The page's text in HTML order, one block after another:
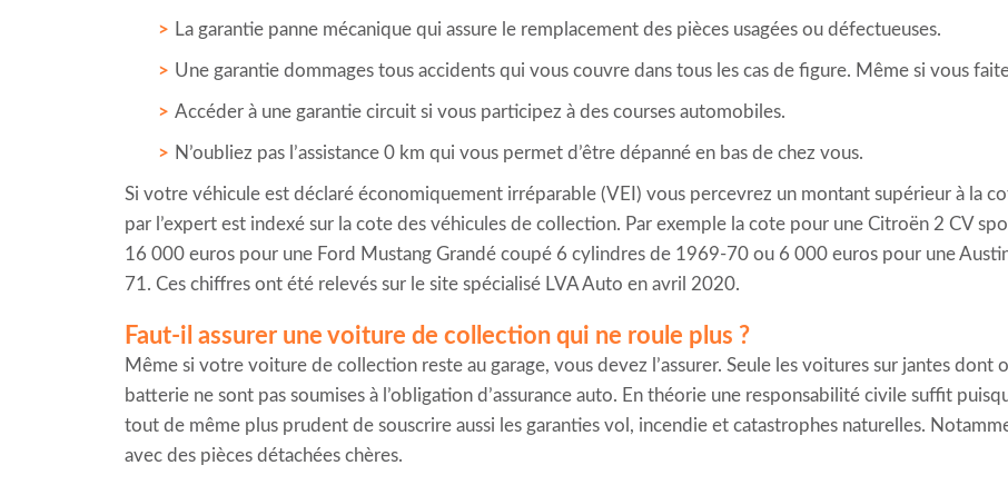
La garantie panne mécanique qui assure le remplacement des pièces usagées ou défectueuses.
Une garantie dommages tous accidents qui vous couvre dans tous les cas de figure. Même si vous
Accéder à une garantie circuit si vous participez à des courses automobiles.
N’oubliez pas l’assistance 0 km qui vous permet d’être dépanné en bas de chez vous.
Si votre véhicule est déclaré économiquement irréparable (VEI) vous percevrez un montant supérieur à la
par l’expert est indexé sur la cote des véhicules de collection. Par exemple la cote pour une Citroën 2 CV
16 000 euros pour une Ford Mustang Grandé coupé 6 cylindres de 1969-70 ou 6 000 euros pour une
71. Ces chiffres ont été relevés sur le site spécialisé LVA Auto en avril 2020.
Faut-il assurer une voiture de collection qui ne roule plus ?
Même si votre voiture de collection reste au garage, vous devez l’assurer. Seule les voitures sur jantes dont
batterie ne sont pas soumises à l’obligation d’assurance auto. En théorie une responsabilité civile suffit
tout de même plus prudent de souscrire aussi les garanties vol, incendie et catastrophes naturelles.
avec des pièces détachées chères.